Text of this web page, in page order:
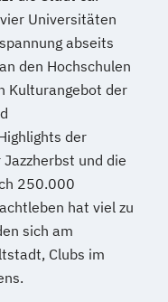
Universitäten
abseits
den Hochschulen
Kulturangebot der
der
und die
250.000
hat viel zu
sich am
Clubs im